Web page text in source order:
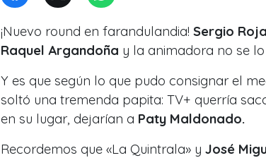
¡Nuevo round en farandulandia! Sergio
Raquel Argandoña y la animadora no se
Y es que según lo que pudo consignar el
soltó una tremenda papita: TV+ querría
en su lugar, dejarían a Paty Maldonado.
Recordemos que «La Quintrala» y José